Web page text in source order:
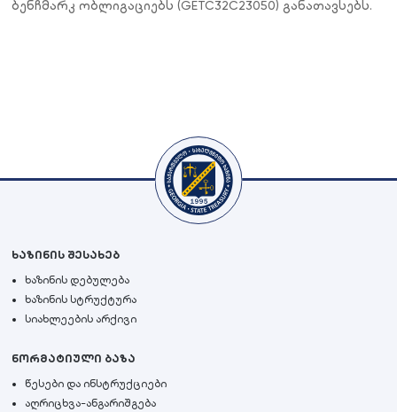
ბენჩმარკ ობლიგაციებს (GETC32C23050) განათავსებს.
ხაზინის შესახებ
ხაზინის დებულება
ხაზინის სტრუქტურა
სიახლეების არქივი
ნორმატიული ბაზა
წესები და ინსტრუქციები
აღრიცხვა-ანგარიშგება